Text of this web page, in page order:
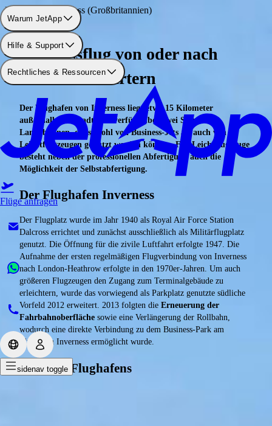
Warum JetApp
Hilfe & Support
Rechtliches & Ressourcen
Flüge anfragen
sidenav toggle
Flughafen: Inverness (Großbritannien)
Businessflug von oder nach
Inverness chartern
Der Flughafen von Inverness liegt etwa 15 Kilometer
außerhalb der Stadt und verfügt über zwei Start- und
Landebahnen, die sowohl von Business-Jets als auch von
Leichtflugzeugen genutzt werden können. Für Leichtflugzeuge
besteht neben der professionellen Abfertigung auch die
Möglichkeit der Selbstabfertigung.
Der Flughafen Inverness
Der Flugplatz wurde im Jahr 1940 als Royal Air Force Station
Dalcross errichtet und zunächst ausschließlich als Militärflugplatz
genutzt. Die Öffnung für die zivile Luftfahrt erfolgte 1947. Die
Aufnahme der ersten regelmäßigen Flugverbindung von Inverness
nach London-Heathrow erfolgte in den 1970er-Jahren. Um auch
größeren Flugzeugen den Zugang zum Terminalgebäude zu
erleichtern, wurde das vorwiegend als Parkplatz genutzte südliche
Vorfeld 2012 erweitert. 2013 folgten die Erneuerung der
Fahrbahnoberfläche sowie eine Verlängerung der Rollbahn,
wodurch eine direkte Verbindung zu dem Business-Park am
Flughafen Inverness ermöglicht wurde.
Lage des Flughafens